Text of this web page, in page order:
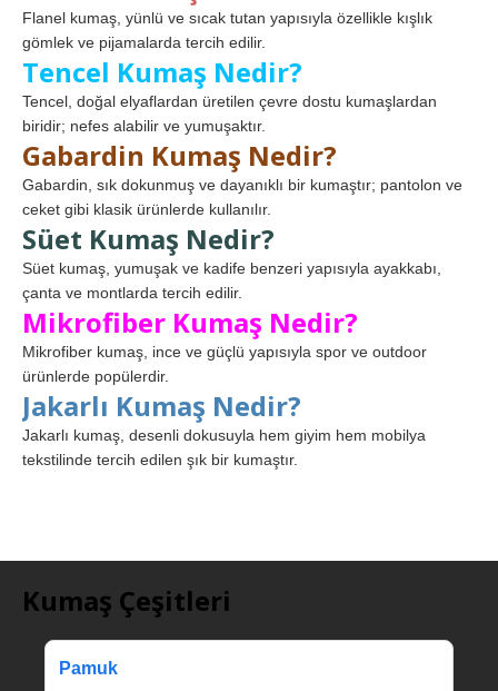
Flanel kumaş, yünlü ve sıcak tutan yapısıyla özellikle kışlık
gömlek ve pijamalarda tercih edilir.
Tencel Kumaş Nedir?
Tencel, doğal elyaflardan üretilen çevre dostu kumaşlardan
biridir; nefes alabilir ve yumuşaktır.
Gabardin Kumaş Nedir?
Gabardin, sık dokunmuş ve dayanıklı bir kumaştır; pantolon ve
ceket gibi klasik ürünlerde kullanılır.
Süet Kumaş Nedir?
Süet kumaş, yumuşak ve kadife benzeri yapısıyla ayakkabı,
çanta ve montlarda tercih edilir.
Mikrofiber Kumaş Nedir?
Mikrofiber kumaş, ince ve güçlü yapısıyla spor ve outdoor
ürünlerde popülerdir.
Jakarlı Kumaş Nedir?
Jakarlı kumaş, desenli dokusuyla hem giyim hem mobilya
tekstilinde tercih edilen şık bir kumaştır.
Kumaş Çeşitleri
Pamuk